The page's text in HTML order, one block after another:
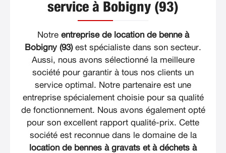
service à Bobigny (93)
Notre entreprise de location de benne à
Bobigny (93)est spécialiste dans son secteur.
Aussi, nous avons sélectionné la meilleure
société pour garantir à tous nos clients un
service optimal. Notre partenaire est une
entreprise spécialement choisie pour sa qualité
de fonctionnement. Nous avons également opté
pour son excellent rapport qualité-prix. Cette
société est reconnue dans le domaine de la
location de bennes à gravats et à déchets à